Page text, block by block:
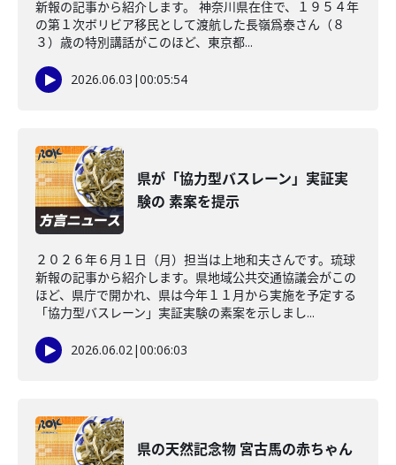
新報の記事から紹介します。 神奈川県在住で、１９５４年
の第１次ボリビア移民として渡航した長嶺爲泰さん（８
３）歳の特別講話がこのほど、東京都...
2026.06.03 |00:05:54
県が「協力型バスレーン」実証実
験の 素案を提示
２０２６年６月１日（月）担当は上地和夫さんです。琉球
新報の記事から紹介します。県地域公共交通協議会がこの
ほど、県庁で開かれ、県は今年１１月から実施を予定する
「協力型バスレーン」実証実験の素案を示しまし...
2026.06.02|00:06:03
県の天然記念物 宮古馬の赤ちゃん